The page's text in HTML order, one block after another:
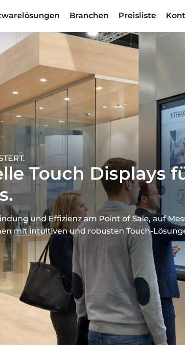
Branchen Preisliste
Touch Displays
und Effizienz am Point of Sale, auf
mit intuitiven und robusten Touch-